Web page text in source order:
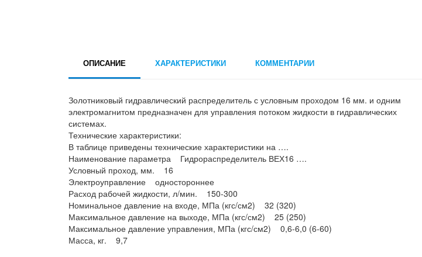
ОПИСАНИЕ ХАРАКТЕРИСТИКИ КОММЕНТАРИИ
Золотниковый гидравлический распределитель с условным проходом 16 мм. и одним
электромагнитом предназначен для управления потоком жидкости в гидравлических
системах.
Технические характеристики:
В таблице приведены технические характеристики на ….
Наименование параметра Гидрораспределитель ВЕХ16 ….
Условный проход, мм. 16
Электроуправление одностороннее
Расход рабочей жидкости, л/мин. 150-300
Номинальное давление на входе, МПа (кгс/см2) 32 (320)
Максимальное давление на выходе, МПа (кгс/см2) 25 (250)
Максимальное давление управления, МПа (кгс/см2) 0,6-6,0 (6-60)
Масса, кг. 9,7